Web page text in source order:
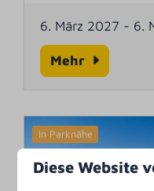
6. März 2027 - 6.
Mehr
In Parknähe
Diese Website